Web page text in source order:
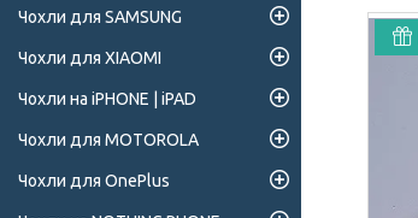
Чохли для SAMSUNG
Чохли для XIAOMI
Чохли на iPHONE | iPAD
Чохли для MOTOROLA
Чохли для OnePlus